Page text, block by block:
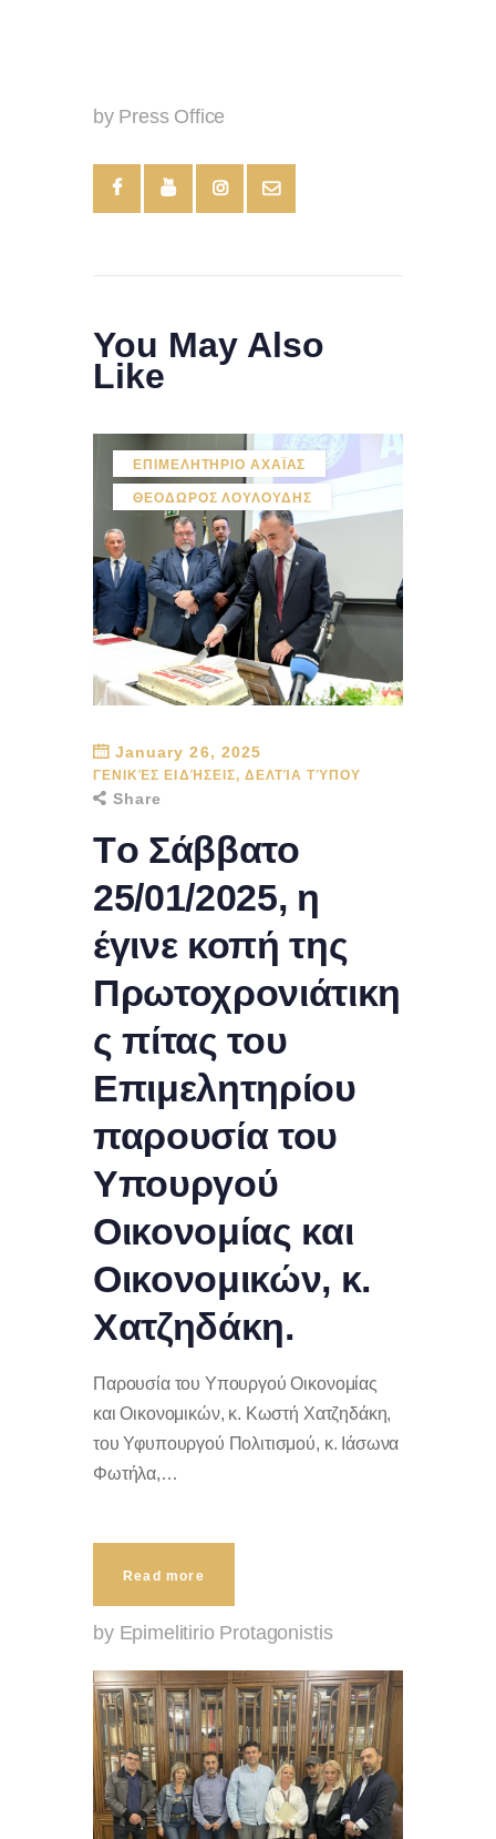
by Press Office
You May Also
Like
ΕΠΙΜΕΛΗΤΗΡΙΟ ΑΧΑΪΑΣ
ΘΕΟΔΩΡΟΣ ΛΟΥΛΟΥΔΗΣ
January 26, 2025
ΓΕΝΙΚΈΣ ΕΙΔΉΣΕΙΣ, ΔΕΛΤΊΑ ΤΎΠΟΥ
Share
Tο Σάββατο
25/01/2025, η
έγινε κοπή της
Πρωτοχρονιάτικη
ς πίτας του
Επιμελητηρίου
παρουσία του
Υπουργού
Οικονομίας και
Οικονομικών, κ.
Χατζηδάκη.
Παρουσία του Υπουργού Οικονομίας
και Οικονομικών, κ. Κωστή Χατζηδάκη,
του Υφυπουργού Πολιτισμού, κ. Ιάσωνα
Φωτήλα,…
Read more
by Epimelitirio Protagonistis